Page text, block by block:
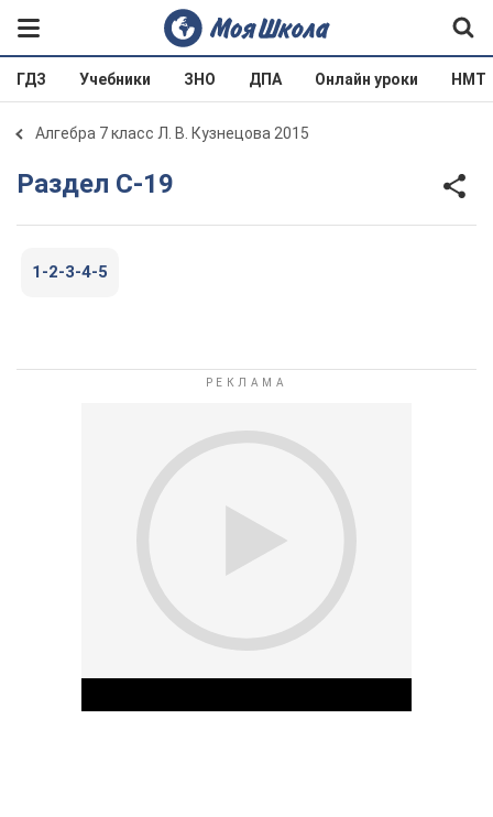
ГДЗ Учебники ЗНО ДПА Онлайн уроки НМТ
Алгебра 7 класс Л. В. Кузнецова 2015
Раздел С-19
1-2-3-4-5